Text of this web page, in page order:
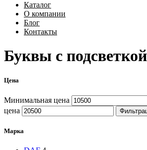
Каталог
О компании
Блог
Контакты
Буквы с подсветкой
Цена
Минимальная цена
цена
Марка